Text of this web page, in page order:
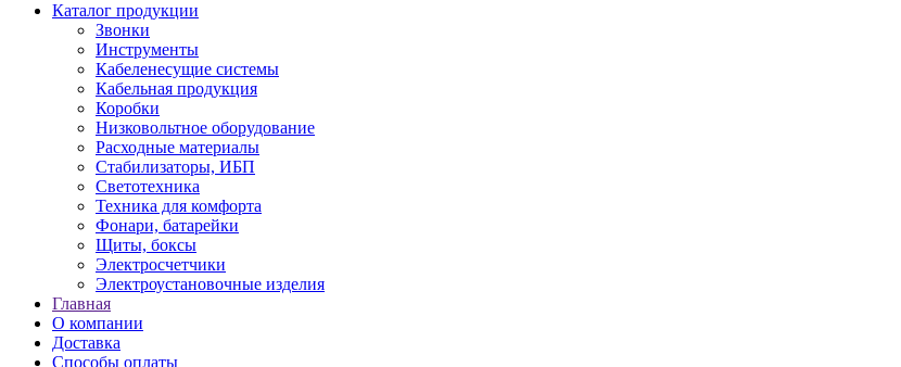
Каталог продукции
Звонки
Инструменты
Кабеленесущие системы
Кабельная продукция
Коробки
Низковольтное оборудование
Расходные материалы
Стабилизаторы, ИБП
Светотехника
Техника для комфорта
Фонари, батарейки
Щиты, боксы
Электросчетчики
Электроустановочные изделия
Главная
О компании
Доставка
Способы оплаты